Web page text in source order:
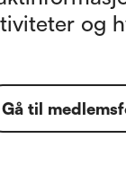
og
Gå til